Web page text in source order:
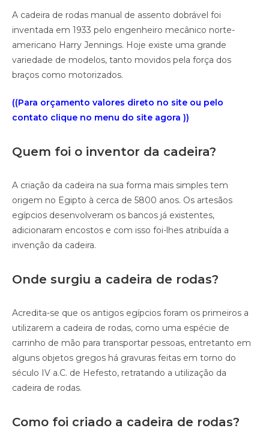
A cadeira de rodas manual de assento dobrável foi
inventada em 1933 pelo engenheiro mecânico norte-
americano Harry Jennings. Hoje existe uma grande
variedade de modelos, tanto movidos pela força dos
braços como motorizados.
((Para orçamento valores direto no site ou pelo
contato clique no menu do site agora ))
Quem foi o inventor da cadeira?
A criação da cadeira na sua forma mais simples tem
origem no Egipto à cerca de 5800 anos. Os artesãos
egípcios desenvolveram os bancos já existentes,
adicionaram encostos e com isso foi-lhes atribuída a
invenção da cadeira.
Onde surgiu a cadeira de rodas?
Acredita-se que os antigos egípcios foram os primeiros a
utilizarem a cadeira de rodas, como uma espécie de
carrinho de mão para transportar pessoas, entretanto em
alguns objetos gregos há gravuras feitas em torno do
século IV a.C. de Hefesto, retratando a utilização da
cadeira de rodas.
Como foi criado a cadeira de rodas?